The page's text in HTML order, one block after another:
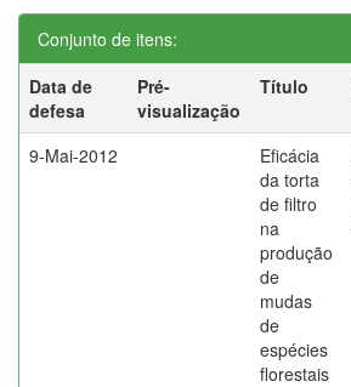
Conjunto de itens:
Data de
defesa
Pré-
visualização
Título
9-Mai-2012
Eficácia
da torta
de filtro
na
produção
de
mudas
de
espécies
florestais